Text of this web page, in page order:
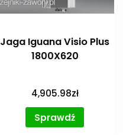
Jaga Iguana Visio Plus
1800X620
4,905.98zł
Sprawdź